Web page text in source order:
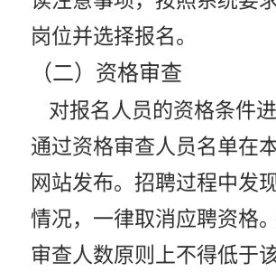
岗位并选择报名。
（二）资格审查
对报名人员的资格条件进
通过资格审查人员名单在
网站发布。招聘过程中发
情况，一律取消应聘资格
审查人数原则上不得低于